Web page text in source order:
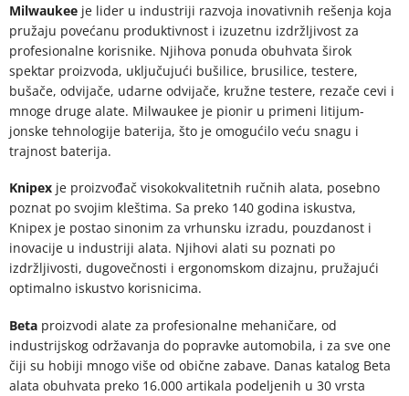
Milwaukee je lider u industriji razvoja inovativnih rešenja koja
pružaju povećanu produktivnost i izuzetnu izdržljivost za
profesionalne korisnike. Njihova ponuda obuhvata širok
spektar proizvoda, uključujući bušilice, brusilice, testere,
bušače, odvijače, udarne odvijače, kružne testere, rezače cevi i
mnoge druge alate. Milwaukee je pionir u primeni litijum-
jonske tehnologije baterija, što je omogućilo veću snagu i
trajnost baterija.
Knipex je proizvođač visokokvalitetnih ručnih alata, posebno
poznat po svojim kleštima. Sa preko 140 godina iskustva,
Knipex je postao sinonim za vrhunsku izradu, pouzdanost i
inovacije u industriji alata. Njihovi alati su poznati po
izdržljivosti, dugovečnosti i ergonomskom dizajnu, pružajući
optimalno iskustvo korisnicima.
Beta proizvodi alate za profesionalne mehaničare, od
industrijskog održavanja do popravke automobila, i za sve one
čiji su hobiji mnogo više od obične zabave. Danas katalog Beta
alata obuhvata preko 16.000 artikala podeljenih u 30 vrsta